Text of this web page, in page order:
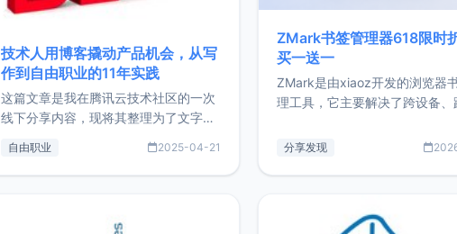
技术人用博客撬动产品机会，从写
作到自由职业的11年实践
这篇文章是我在腾讯云技术社区的一次
线下分享内容，现将其整理为了文字
版，分享了写博客11年来的经历，以及
通过博客过渡到做产品和走向自由职业
的一个小故事。文中还首次公开了我的
自由职业 2025-04-21
ZMark书签管理器618限时
买一送一
ZMark是由xiaoz开发的浏览器
理工具，它主要解决了跨设备、
做到一处部署、随处访问。同
量级： 使用Bun + Hono.js
分享发现